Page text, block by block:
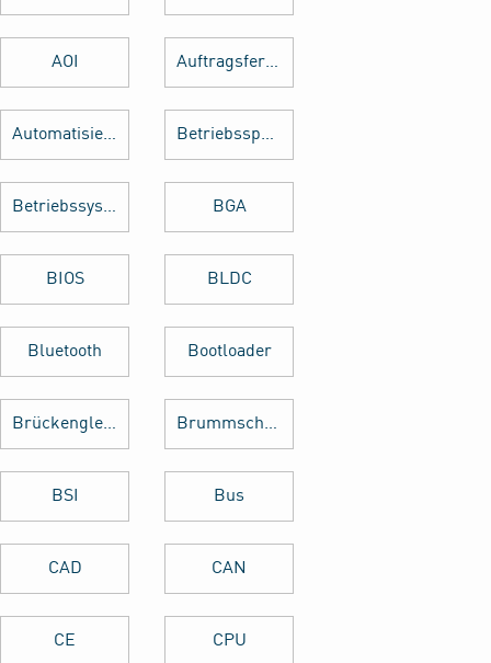
AOI Auftragsfertigung
Automatisierung Betriebsspannung
Betriebssystem BGA
BIOS BLDC
Bluetooth Bootloader
Brückengleichrichter Brummschleifen
BSI Bus
CAD CAN
CE CPU